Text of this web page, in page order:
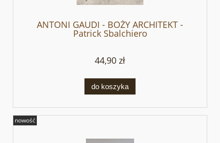
ANTONI GAUDI - BOŻY ARCHITEKT -
Patrick Sbalchiero
44,90 zł
do koszyka
nowość